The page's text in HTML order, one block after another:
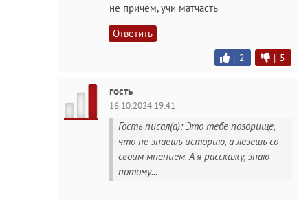
не причём, учи матчасть
Ответить
| 2 | 5
гость
16.10.2024 19:41
Гость писал(а): Это тебе позорище,
что не знаешь историю, а лезешь со
своим мнением. А я расскажу, знаю
потому...